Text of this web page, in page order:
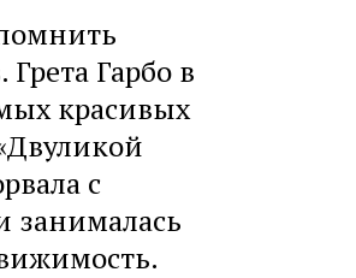
Гарбо в
красивых
с
занималась